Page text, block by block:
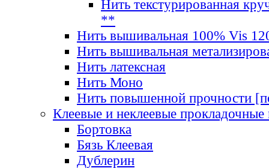
Нить текстурированная
**
Нить вышивальная 100% Vis
Нить вышивальная
Нить латексная
Нить Моно
Нить повышенной прочности
Клеевые и неклеевые прокладочные
Бортовка
Бязь Клеевая
Дублерин